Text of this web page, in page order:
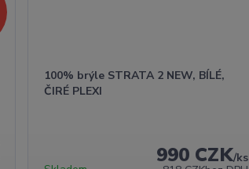
100% brýle STRATA 2 NEW, BÍLÉ,
ČIRÉ PLEXI
990 CZK/ks